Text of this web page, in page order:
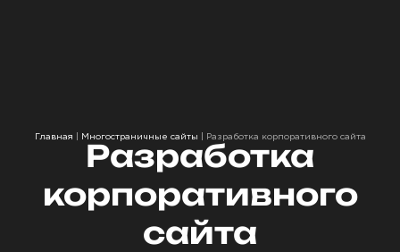
Главная Многостраничные сайты Разработка корпоративного сайта
Разработка
корпоративного
сайта